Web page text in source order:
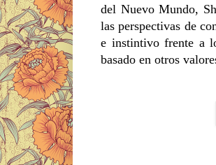
del Nuevo Mundo,
las perspectivas de
e instintivo frente a
basado en otros